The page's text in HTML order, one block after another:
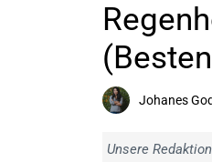
Johanes
Unsere